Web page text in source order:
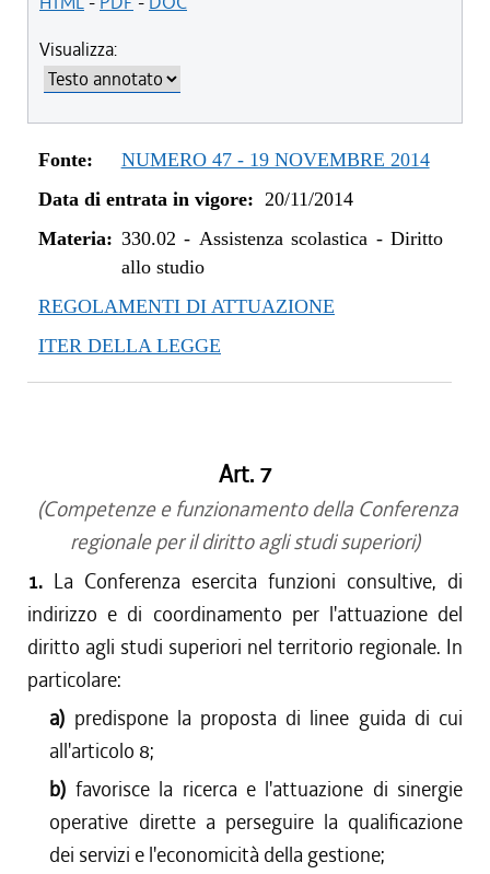
dal 01/01/2021 al 26/10/2024
dal 01/01/2020 al 31/12/2020
dal 11/07/2019 al 31/12/2019
dal 21/11/2018 al 10/07/2019
dal 10/08/2017 al 15/08/2018
dal 13/08/2016 al 09/08/2017
dal 30/07/2015 al 12/08/2016
dal 20/11/2014 al 29/07/2015
Visualizza:
Fonte:
NUMERO 47 - 19 NOVEMBRE 2014
Data di entrata in vigore: 20/11/2014
Materia: 330.02 - Assistenza scolastica - Diritto
allo studio
REGOLAMENTI DI ATTUAZIONE
ITER DELLA LEGGE
Art. 7
(Competenze e funzionamento della Conferenza
regionale per il diritto agli studi superiori)
1. La Conferenza esercita funzioni consultive, di
indirizzo e di coordinamento per l'attuazione del
diritto agli studi superiori nel territorio regionale. In
particolare:
a) predispone la proposta di linee guida di cui
all'articolo 8;
b) favorisce la ricerca e l'attuazione di sinergie
operative dirette a perseguire la qualificazione
dei servizi e l'economicità della gestione;